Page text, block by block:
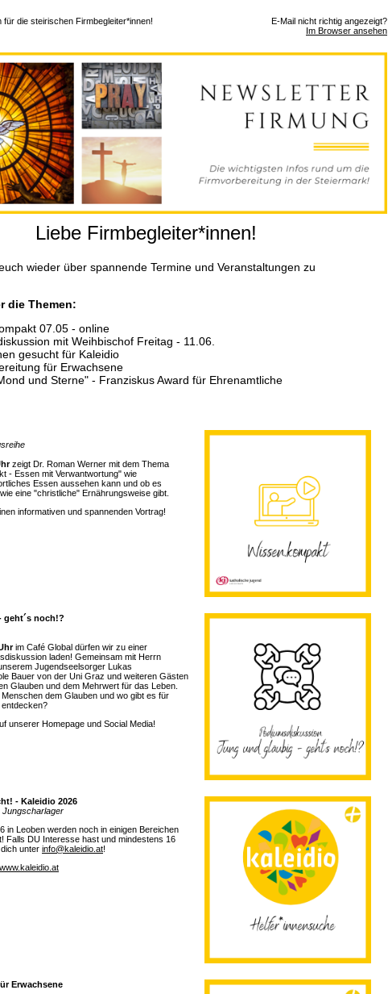
die steirischen Firmbegleiter*innen!
E-Mail nicht richtig angezeigt?
Im Browser ansehen
Liebe Firmbegleiter*innen!
wieder über spannende Termine und Veranstaltungen zu
die Themen:
07.05 - online
mit Weihbischof Freitag - 11.06.
gesucht für Kaleidio
für Erwachsene
und Sterne" - Franziskus Award für Ehrenamtliche
zeigt Dr. Roman Werner mit dem Thema
- Essen mit Verwantwortung" wie
Essen aussehen kann und ob es
eine "christliche" Ernährungsweise gibt.
informativen und spannenden Vortrag!
geht´s noch!?
im Café Global dürfen wir zu einer
laden! Gemeinsam mit Herrn
Jugendseelsorger Lukas
Bauer von der Uni Graz und weiteren Gästen
Glauben und dem Mehrwert für das Leben.
dem Glauben und wo gibt es für
unserer Homepage und Social Media!
- Kaleidio 2026
in Leoben werden noch in einigen Bereichen
Falls DU Interesse hast und mindestens 16
unter info@kaleidio.at!
www.kaleidio.at
Erwachsene